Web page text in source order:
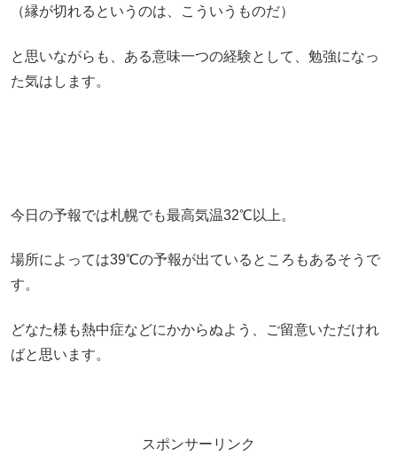
（縁が切れるというのは、こういうものだ）
と思いながらも、ある意味一つの経験として、勉強になっ
た気はします。
今日の予報では札幌でも最高気温32℃以上。
場所によっては39℃の予報が出ているところもあるそうで
す。
どなた様も熱中症などにかからぬよう、ご留意いただけれ
ばと思います。
スポンサーリンク